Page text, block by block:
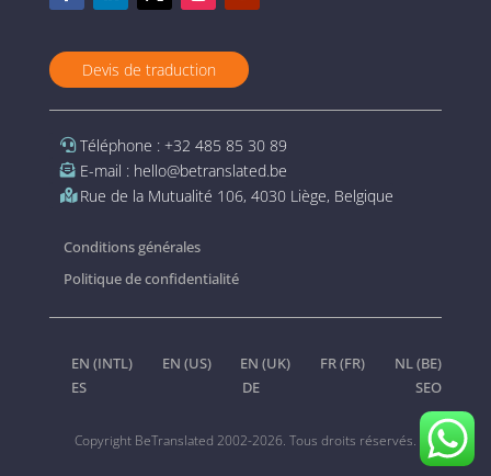
Devis de traduction
Téléphone : +32 485 85 30 89
E-mail : hello@betranslated.be
Rue de la Mutualité 106, 4030 Liège, Belgique
Conditions générales
Politique de confidentialité
EN (INTL) EN (US) EN (UK) FR (FR)
NL (BE)
ES
DE SEO
Copyright BeTranslated 2002-2026. Tous droits réservés.